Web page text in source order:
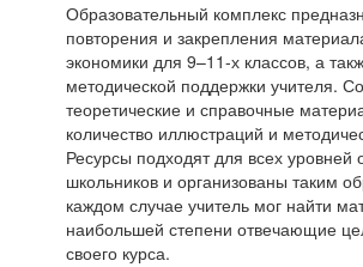
Образовательный комплекс
повторения и закрепления
экономики для 9–11-х классов, а
методической поддержки учителя.
теоретические и справочные
количество иллюстраций и
Ресурсы подходят для всех уровней
школьников и организованы таким
каждом случае учитель мог найти
наибольшей степени отвечающие
своего курса.